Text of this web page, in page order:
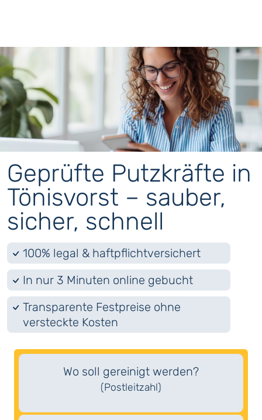
Geprüfte Putzkräfte in
Tönisvorst – sauber,
sicher, schnell
100% legal & haftpflichtversichert
In nur 3 Minuten online gebucht
Transparente Festpreise ohne
versteckte Kosten
Wo soll gereinigt werden?
(Postleitzahl)